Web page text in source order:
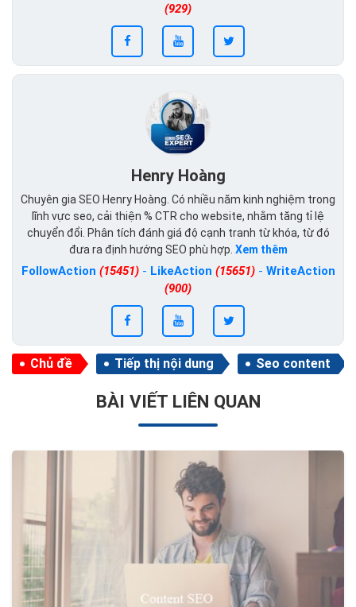
(929)
Henry Hoàng
Chuyên gia SEO Henry Hoàng. Có nhiều năm kinh nghiệm trong
lĩnh vực seo, cải thiện % CTR cho website, nhằm tăng tỉ lệ
chuyển đổi. Phân tích đánh giá độ cạnh tranh từ khóa, từ đó
đưa ra định hướng SEO phù hợp. Xem thêm
FollowAction (15451)- LikeAction (15651)- WriteAction
(900)
Chủ đề Tiếp thị nội dung Seo content
BÀI VIẾT LIÊN QUAN